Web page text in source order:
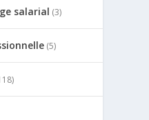
salarial (3)
(5)